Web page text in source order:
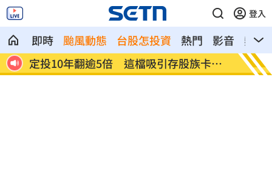
登入
即時 颱風動態 台股怎投資 熱門 影音
熱搜
新／四指齊揚！台指期飆破500點 慈濟